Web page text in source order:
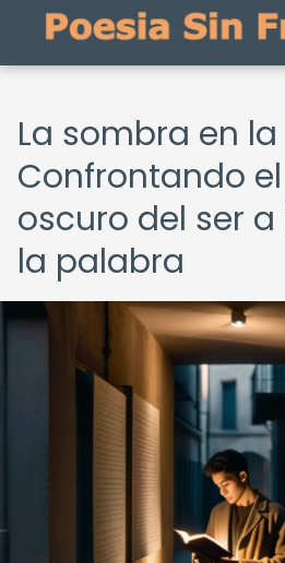
La sombra en
Confrontando
oscuro del ser
la palabra